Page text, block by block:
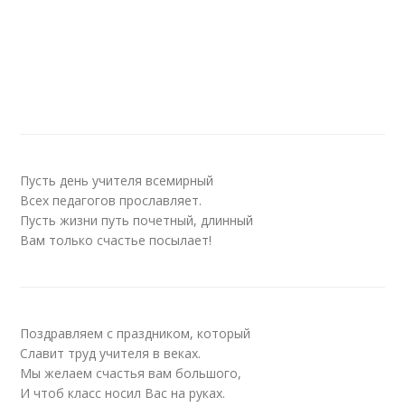
Пусть день учителя всемирный
Всех педагогов прославляет.
Пусть жизни путь почетный, длинный
Вам только счастье посылает!
Поздравляем с праздником, который
Славит труд учителя в веках.
Мы желаем счастья вам большого,
И чтоб класс носил Вас на руках.